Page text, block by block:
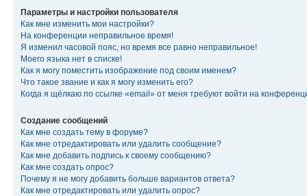
Параметры и настройки пользователя
Как мне изменить мои настройки?
На конференции неправильное время!
Я изменил часовой пояс, но время все равно неправильное!
Моего языка нет в списке!
Как я могу поместить изображение под своим именем?
Что такое звание и как я могу изменить его?
Когда я щёлкаю по ссылке «email» от меня требуют войти на
Создание сообщений
Как мне создать тему в форуме?
Как мне отредактировать или удалить сообщение?
Как мне добавить подпись к своему сообщению?
Как мне создать опрос?
Почему я не могу добавить больше вариантов ответа?
Как мне отредактировать или удалить опрос?